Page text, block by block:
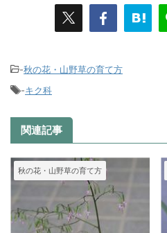
-秋の花・山野草の育て方
-キク科
関連記事
秋の花・山野草の育て方